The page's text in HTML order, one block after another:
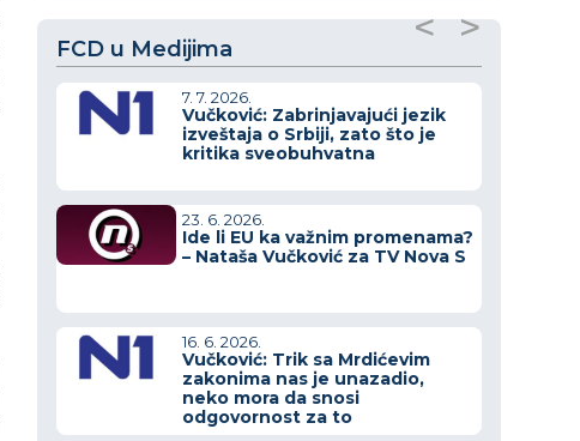
FCD u Medijima
7. 7. 2026.
Vučković: Zabrinjavajući jezik
izveštaja o Srbiji, zato što je
kritika sveobuhvatna
23. 6. 2026.
Ide li EU ka važnim promenama?
– Nataša Vučković za TV Nova S
16. 6. 2026.
Vučković: Trik sa Mrdićevim
zakonima nas je unazadio,
neko mora da snosi
odgovornost za to
< >